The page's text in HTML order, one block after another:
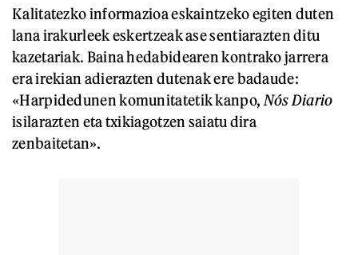
Kalitatezko informazioa eskaintzeko egiten duten
lana irakurleek eskertzeak ase sentiarazten ditu
kazetariak. Baina hedabidearen kontrako jarrera
era irekian adierazten dutenak ere badaude:
«Harpidedunen komunitatetik kanpo, Nós Diario
isilarazten eta txikiagotzen saiatu dira
zenbaitetan».